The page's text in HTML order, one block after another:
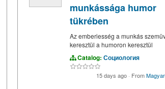
munkássága humor
tükrében
Az emberiesség a munkás
keresztül a humoron keresztül
Catalog: Социология
15 days ago · From